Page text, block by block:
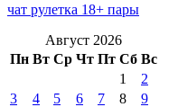
чат рулетка 18+ пары
Август 2026
Пн Вт Ср Чт Пт Сб Вс
1
2
3
4 5 6 7 8
9